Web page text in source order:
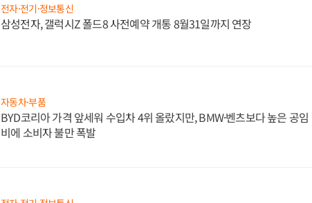
전자·전기·정보통신
삼성전자, 갤럭시Z 폴드8 사전예약 개통 8월31일까지 연장
자동차·부품
BYD코리아 가격 앞세워 수입차 4위 올랐지만, BMW·벤츠보다 높은 공임
비에 소비자 불만 폭발